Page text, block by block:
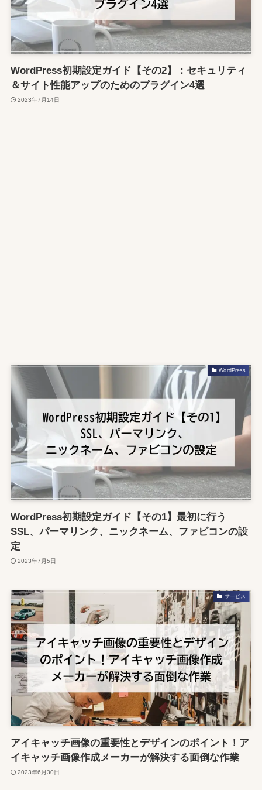
WordPress初期設定ガイド【その2】：セキュリティ
＆サイト性能アップのためのプラグイン4選
2023年7月14日
WordPress
WordPress初期設定ガイド【その1】最初に行う
SSL、パーマリンク、ニックネーム、ファビコンの設
定
2023年7月5日
サービス
アイキャッチ画像の重要性とデザインのポイント！ア
イキャッチ画像作成メーカーが解決する面倒な作業
2023年6月30日